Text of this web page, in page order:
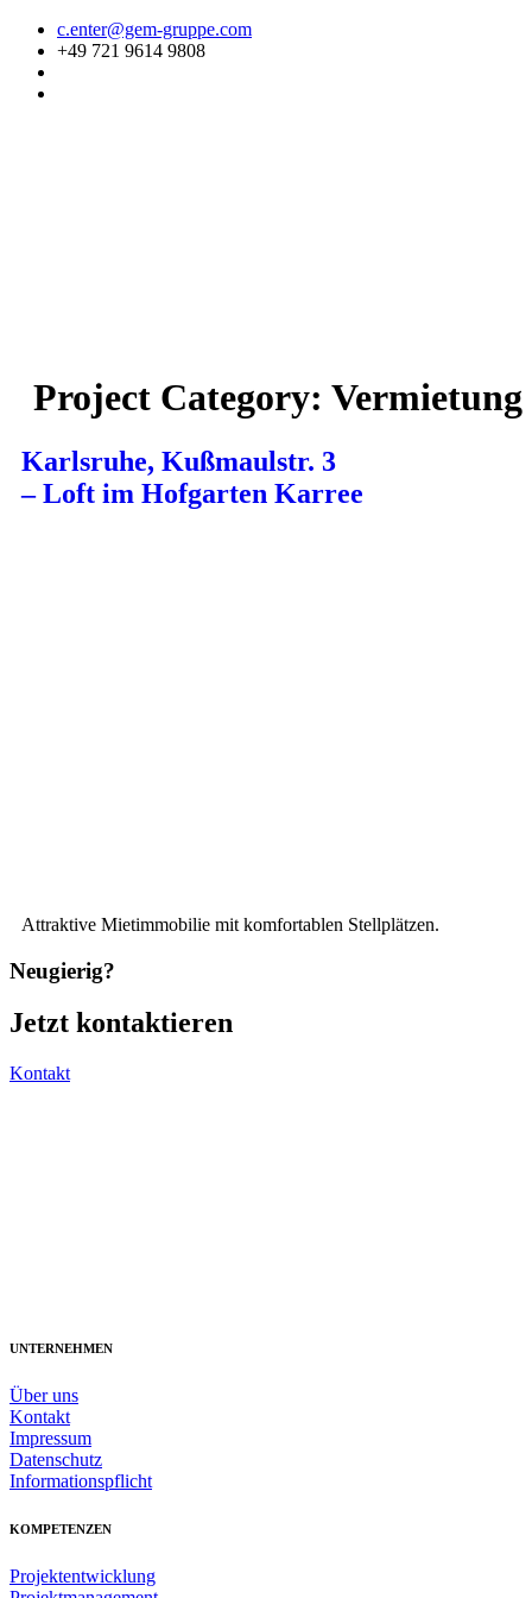
Zum
Inhalt
springen
c.enter@gem-gruppe.com
+49 721 9614 9808
Project Category: Vermietung
Karlsruhe, Kußmaulstr. 3
– Loft im Hofgarten Karree
Attraktive Mietimmobilie mit komfortablen Stellplätzen.
Neugierig?
Jetzt kontaktieren
Kontakt
UNTERNEHMEN
Über uns
Kontakt
Impressum
Datenschutz
Informationspflicht
KOMPETENZEN
Projektentwicklung